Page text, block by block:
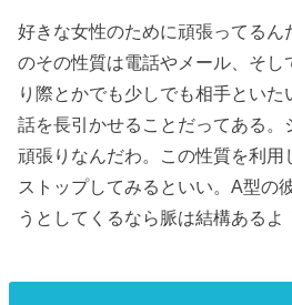
好きな女性のために頑張ってるん
のその性質は電話やメール、そし
り際とかでも少しでも相手とい
話を長引かせることだってある
頑張りなんだわ。この性質を利用
ストップしてみるといい。A型の
うとしてくるなら脈は結構あるよ